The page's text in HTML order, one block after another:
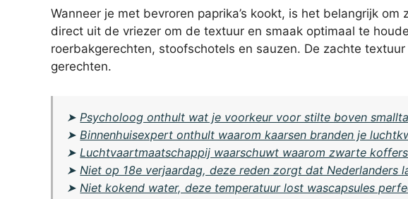
Wanneer je met bevroren paprika’s kookt, is het belangrijk
direct uit de vriezer om de textuur en smaak optimaal te
roerbakgerechten, stoofschotels en sauzen. De zachte
gerechten.
➤ Psycholoog onthult wat je voorkeur voor stilte boven
➤ Binnenhuisexpert onthult waarom kaarsen branden je
➤ Luchtvaartmaatschappij waarschuwt waarom zwarte
➤ Niet op 18e verjaardag, deze reden zorgt dat Nederlanders
➤ Niet kokend water, deze temperatuur lost wascapsules